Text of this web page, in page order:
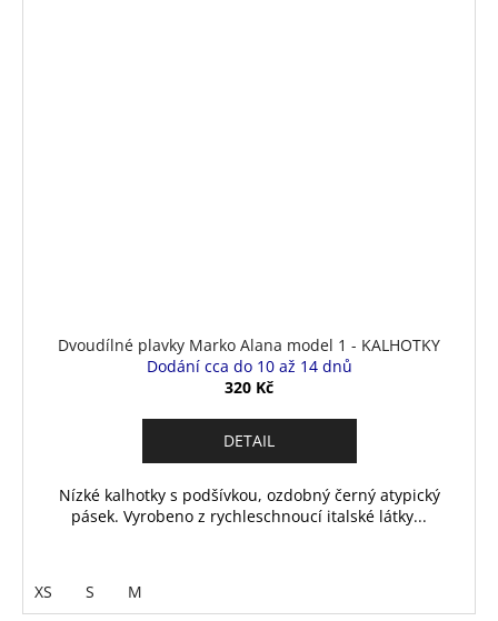
Dvoudílné plavky Marko Alana model 1 - KALHOTKY
Dodání cca do 10 až 14 dnů
320 Kč
DETAIL
Nízké kalhotky s podšívkou, ozdobný černý atypický
pásek. Vyrobeno z rychleschnoucí italské látky...
XS S M